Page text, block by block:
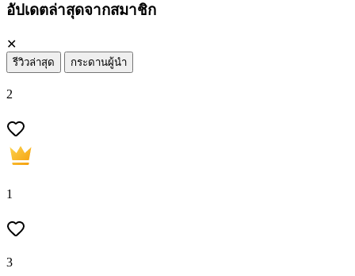
อัปเดตล่าสุดจากสมาชิก
✕
รีวิวล่าสุด กระดานผู้นำ
2
1
3